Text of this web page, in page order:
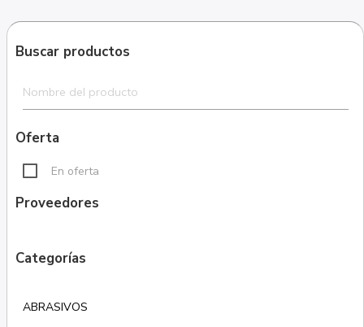
Buscar productos
Oferta
En oferta
Proveedores
Categorías
ABRASIVOS